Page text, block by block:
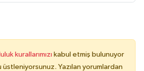
kurallarımızı kabul etmiş bulunuyor
üstleniyorsunuz. Yazılan yorumlardan